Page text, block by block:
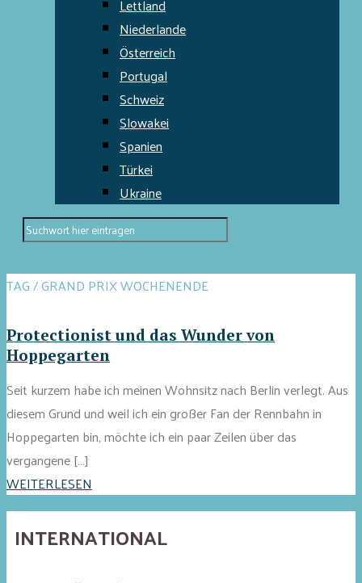
Lettland
Niederlande
Österreich
Portugal
Schweiz
Slowakei
Spanien
Türkei
Ukraine
TAG / GRAND PRIX WOCHENENDE
Protectionist und das Wunder von
Hoppegarten
Seit kurzem habe ich meinen Wohnsitz nach Berlin verlegt. Aus
diesem Grund und weil ich ein großer Fan der Rennbahn in
Hoppegarten bin, möchte ich ein paar Zeilen über das
vergangene […]
WEITERLESEN
INTERNATIONAL